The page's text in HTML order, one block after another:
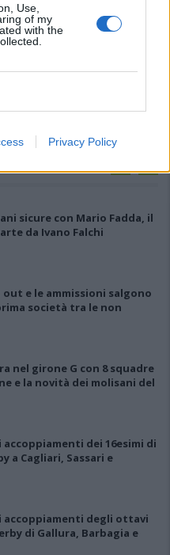
Use,
of my
with the
Privacy Policy
sicure con Mario Fadda, il
da Ivano Falchi
out e le ammissioni salgono
società tra le non
nel girone G con 8 squadre
e la novità dei molisani del
dei 16esimi di
a Cagliari, Sassari e
accoppiamenti degli ottavi
di Gallura, Barbagia e